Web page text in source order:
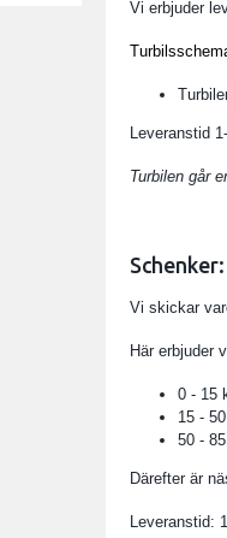
Vi erbjuder
Leveranstid
Turbilen går
Vi skickar
Här erbjuder
0 - 15
15 -
50 -
Därefter är
Leveranstid: